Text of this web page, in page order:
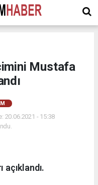
Mustafa
20.06.2021 - 15:38